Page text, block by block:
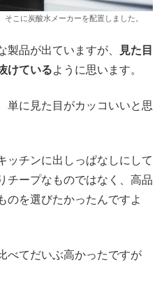
こに炭酸水メーカーを配置しました。
製品が出ていますが、
見た目
けているように思います。
単に見た目がカッコいいと思
ッチンに出しっぱなしにして
チープなものではなく、高品
のを選びたかったんですよ
べてだいぶ高かったですが